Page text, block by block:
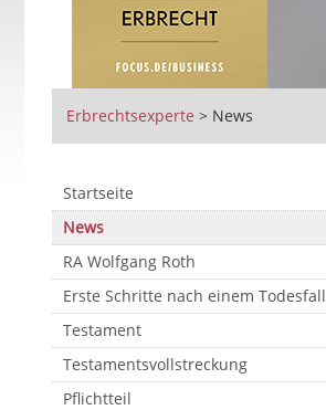
Erbrechtsexperte > News
Startseite
News
RA Wolfgang Roth
Erste Schritte nach einem Todesfall
Testament
Testamentsvollstreckung
Pflichtteil